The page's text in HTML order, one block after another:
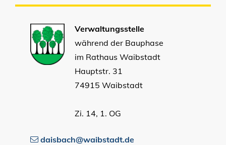
Verwaltungsstelle
während der Bauphase
im Rathaus Waibstadt
Hauptstr. 31
74915 Waibstadt
Zi. 14, 1. OG
daisbach@waibstadt.de